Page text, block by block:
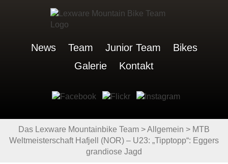
News Team Junior Team
Bikes
Galerie
Kontakt
Das Lexware Mountainbike Team >Allgemein > MTB
Weltmeisterschaft Hafjell (NOR) – U23: „Tipptopp“: Eggers
grandiose Jagd